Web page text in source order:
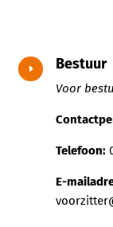
E Bestuur
Voor
Telefoon:
E-